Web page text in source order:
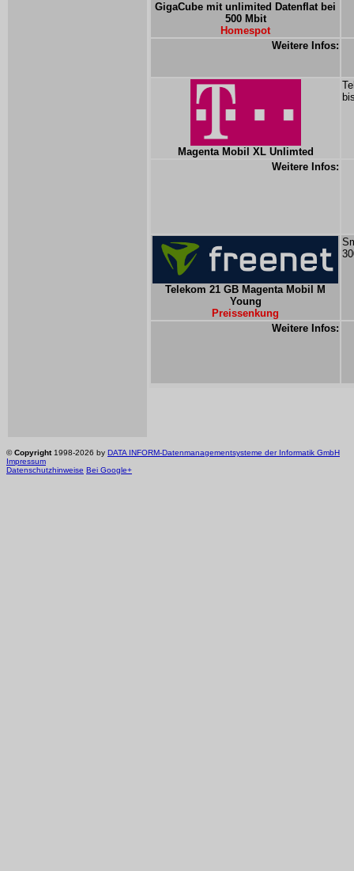
GigaCube mit unlimited Datenflat bei
500 Mbit
Homespot
Weitere Infos:
Magenta Mobil XL Unlimted
Weitere Infos:
Telekom 21 GB Magenta Mobil M
Young
Preissenkung
Weitere Infos:
©Copyright1998-2026 by DATA INFORM-Datenmanagementsysteme der Informatik GmbH
Impressum
Datenschutzhinweise Bei Google+